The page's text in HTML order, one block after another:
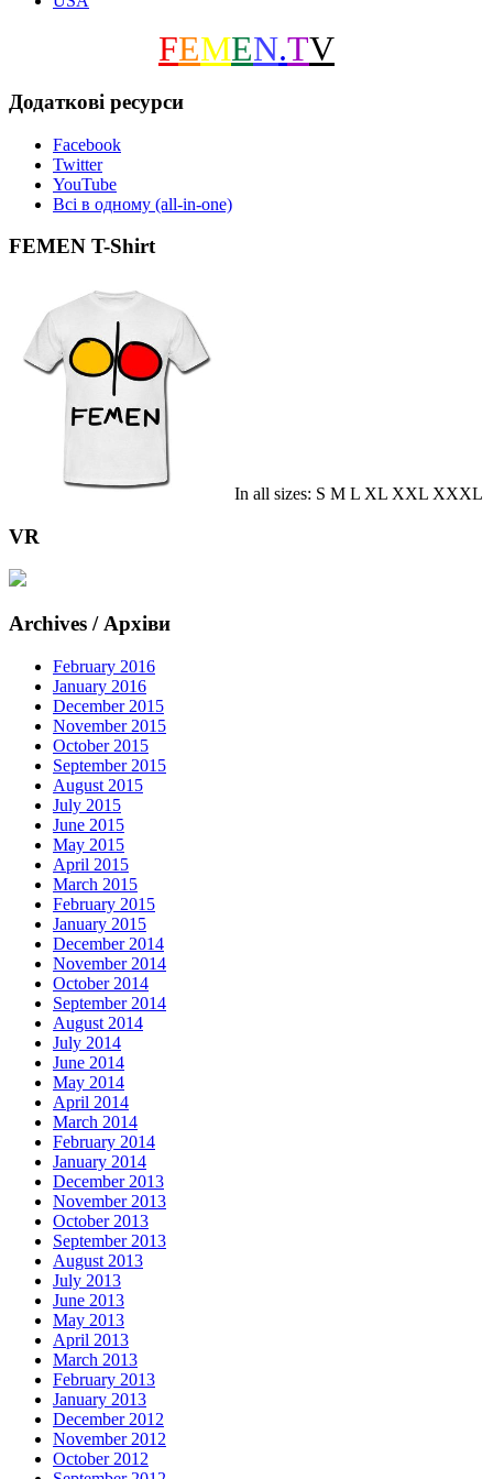
FEMEN.TV
Додаткові ресурси
Facebook
Twitter
YouTube
Всі в одному (all-in-one)
FEMEN T-Shirt
In all sizes: S M L XL XXL XXXL
VR
Archives / Архіви
February 2016
January 2016
December 2015
November 2015
October 2015
September 2015
August 2015
July 2015
June 2015
May 2015
April 2015
March 2015
February 2015
January 2015
December 2014
November 2014
October 2014
September 2014
August 2014
July 2014
June 2014
May 2014
April 2014
March 2014
February 2014
January 2014
December 2013
November 2013
October 2013
September 2013
August 2013
July 2013
June 2013
May 2013
April 2013
March 2013
February 2013
January 2013
December 2012
November 2012
October 2012